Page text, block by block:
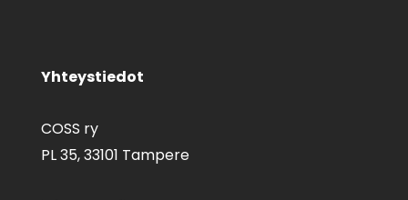
Yhteystiedot
COSS ry
PL 35,33101 Tampere